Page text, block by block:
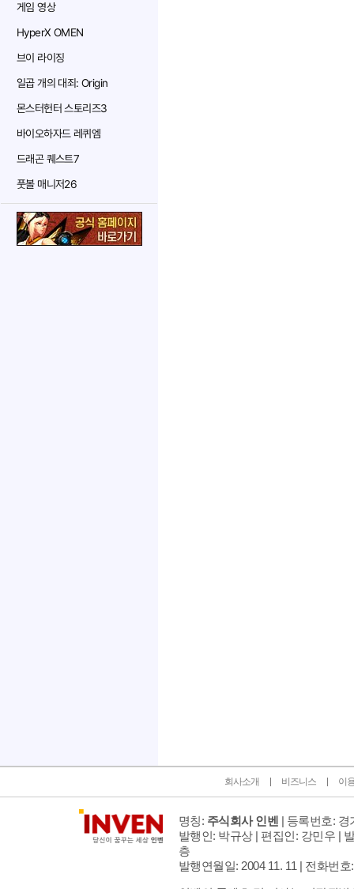
게임 영상
HyperX OMEN
브이 라이징
일곱 개의 대죄: Origin
몬스터헌터 스토리즈3
바이오하자드 레퀴엠
드래곤 퀘스트7
풋볼 매니저26
회사소개 비즈니스 이
명칭: 주식회사 인벤 | 등록번호: 경
발행인: 박규상 | 편집인: 강민우 |
층
발행연월일: 2004 11. 11 | 전화번호